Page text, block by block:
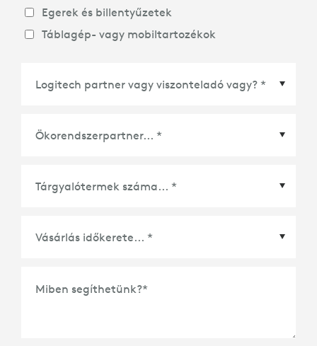
Egerek és billentyűzetek
Táblagép- vagy mobiltartozékok
Miben segíthetünk?*